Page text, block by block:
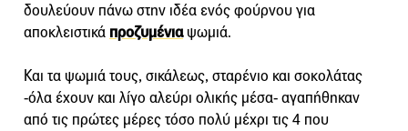
δουλεύουν πάνω στην ιδέα ενός φούρνου για
αποκλειστικά προζυμένιαψωμιά.
Και τα ψωμιά τους, σικάλεως, σταρένιο και σοκολάτας
-όλα έχουν και λίγο αλεύρι ολικής μέσα- αγαπήθηκαν
από τις πρώτες μέρες τόσο πολύ μέχρι τις 4 που